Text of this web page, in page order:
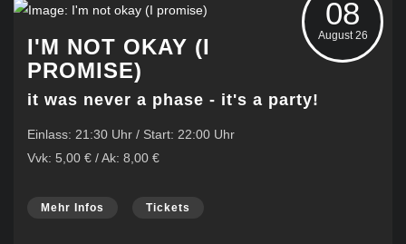
08
August 26
I'M NOT OKAY (I
PROMISE)
it was never a phase - it's a party!
Einlass: 21:30 Uhr / Start: 22:00 Uhr
Vvk: 5,00 € / Ak: 8,00 €
Mehr Infos Tickets